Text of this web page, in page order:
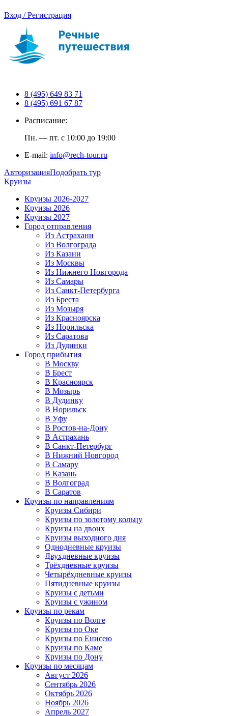
Вход / Регистрация
8 (495) 649 83 71
8 (495) 691 67 87
Расписание:
Пн. — пт. с 10:00 до 19:00
E-mail: info@rech-tour.ru
АвторизацияПодобрать тур
Круизы
Круизы 2026-2027
Круизы 2026
Круизы 2027
Город отправления
Из Астрахани
Из Волгограда
Из Казани
Из Москвы
Из Нижнего Новгорода
Из Самары
Из Санкт-Петербурга
Из Бреста
Из Мозыря
Из Красноярска
Из Норильска
Из Саратова
Из Дудинки
Город прибытия
В Москву
В Брест
В Красноярск
В Мозырь
В Дудинку
В Норильск
В Уфу
В Ростов-на-Дону
В Астрахань
В Санкт-Петербург
В Нижний Новгород
В Самару
В Казань
В Волгоград
В Саратов
Круизы по направлениям
Круизы Сибири
Круизы по золотому кольцу
Круизы на двоих
Круизы выходного дня
Однодневные круизы
Двухдневные круизы
Трёхдневные круизы
Четырёхдневные круизы
Пятидневные круизы
Круизы с детьми
Круизы с ужином
Круизы по рекам
Круизы по Волге
Круизы по Оке
Круизы по Енисею
Круизы по Каме
Круизы по Дону
Круизы по месяцам
Август 2026
Сентябрь 2026
Октябрь 2026
Ноябрь 2026
Апрель 2027